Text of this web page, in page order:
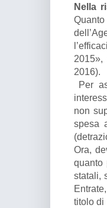
Nella
2016).
Per
non
spesa
Ora,
quanto
statali,
titolo di